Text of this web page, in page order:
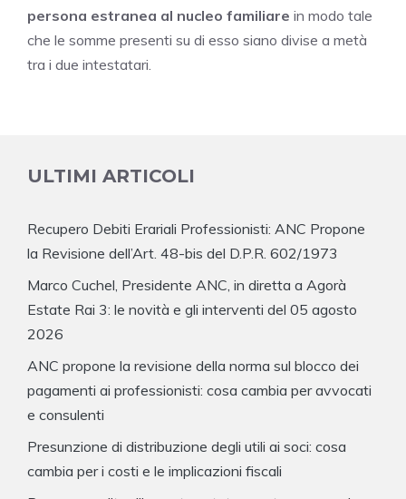
persona estranea al nucleo familiare in modo tale
che le somme presenti su di esso siano divise a metà
tra i due intestatari.
ULTIMI ARTICOLI
Recupero Debiti Erariali Professionisti: ANC Propone
la Revisione dell’Art. 48-bis del D.P.R. 602/1973
Marco Cuchel, Presidente ANC, in diretta a Agorà
Estate Rai 3: le novità e gli interventi del 05 agosto
2026
ANC propone la revisione della norma sul blocco dei
pagamenti ai professionisti: cosa cambia per avvocati
e consulenti
Presunzione di distribuzione degli utili ai soci: cosa
cambia per i costi e le implicazioni fiscali